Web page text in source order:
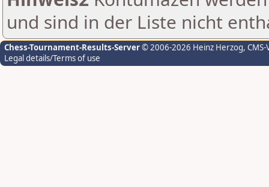
und sind in der Liste nicht
Chess-Tournament-Results-Server© 2006-2026 Heinz Herzog,
Legal details/Terms of use